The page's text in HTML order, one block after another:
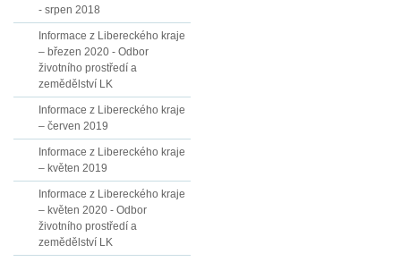
- srpen 2018
Informace z Libereckého kraje
– březen 2020 - Odbor
životního prostředí a
zemědělství LK
Informace z Libereckého kraje
– červen 2019
Informace z Libereckého kraje
– květen 2019
Informace z Libereckého kraje
– květen 2020 - Odbor
životního prostředí a
zemědělství LK